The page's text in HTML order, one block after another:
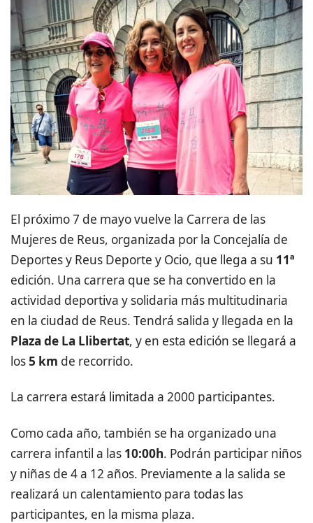
El próximo 7 de mayo vuelve la Carrera de las
Mujeres de Reus, organizada por la Concejalía de
Deportes y Reus Deporte y Ocio, que llega a su 11ª
edición. Una carrera que se ha convertido en la
actividad deportiva y solidaria más multitudinaria
en la ciudad de Reus. Tendrá salida y llegada en la
Plaza de La Llibertat, y en esta edición se llegará a
los5 km de recorrido.
La carrera estará limitada a 2000 participantes.
Como cada año, también se ha organizado una
carrera infantil a las 10:00h. Podrán participar niños
y niñas de 4 a 12 años. Previamente a la salida se
realizará un calentamiento para todas las
participantes, en la misma plaza.